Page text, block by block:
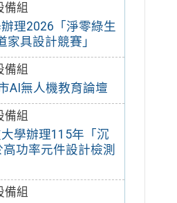
備組
理2026「淨零綠生
家具設計競賽」
備組
AI無人機教育論壇
備組
學辦理115年「沉
功率元件設計檢測
備組